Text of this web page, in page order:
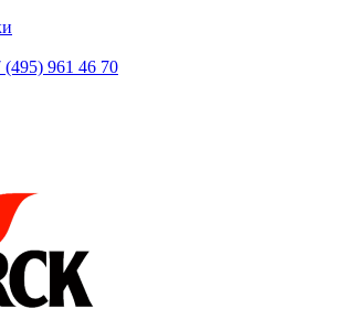
(495) 961 46 70